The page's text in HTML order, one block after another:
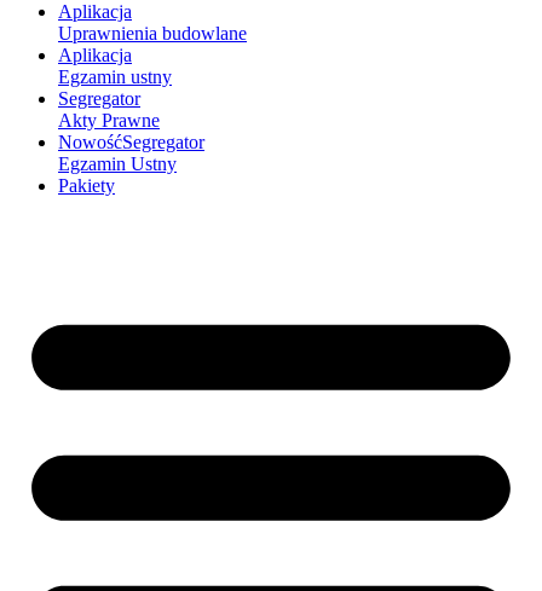
Aplikacja
Uprawnienia budowlane
Aplikacja
Egzamin ustny
Segregator
Akty Prawne
NowośćSegregator
Egzamin Ustny
Pakiety